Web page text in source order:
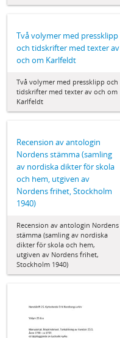
Två volymer med pressklipp
och tidskrifter med texter av
och om Karlfeldt
Två volymer med pressklipp och
tidskrifter med texter av och om
Karlfeldt
Recension av antologin
Nordens stämma (samling
av nordiska dikter för skola
och hem, utgiven av
Nordens frihet, Stockholm
1940)
Recension av antologin Nordens
stämma (samling av nordiska
dikter för skola och hem,
utgiven av Nordens frihet,
Stockholm 1940)